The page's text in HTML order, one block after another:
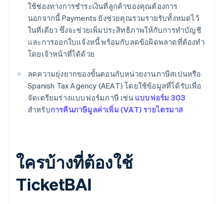
ใช้ช่องทางการชำระเงินที่ลูกค้าของคุณต้องการ
นอกจากนี้ Payments ยังช่วยคุณรวมรายรับทั้งหมดไว้
ในที่เดียว ซึ่งจะช่วยเพิ่มประสิทธิภาพให้กับการทําบัญชี
และการออกใบแจ้งหนี้ พร้อมกับลดข้อผิดพลาดที่ต้องทํา
โดยเจ้าหน้าที่ได้ด้วย
ลดความยุ่งยากของขั้นตอนกับหน่วยงานภาษีสเปนหรือ
Spanish Tax Agency (AEAT) โดยใช้ข้อมูลที่ได้รับเพื่อ
จัดเตรียมร่างแบบฟอร์มภาษี เช่น แบบฟอร์ม 303
สำหรับการคืนภาษีมูลค่าเพิ่ม (VAT) รายไตรมาส
ใครบ้างที่ต้องใช้
TicketBAI